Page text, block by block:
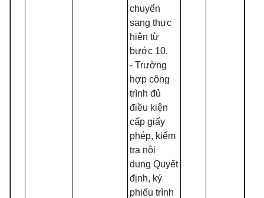
chuyển
sang thực
hiện từ
bước 10.
- Trường
hợp công
trình đủ
điều kiện
cấp giấy
phép, kiểm
tra nội
dung Quyết
định, ký
phiếu trình